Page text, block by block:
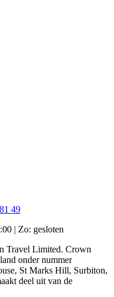
49
| Zo: gesloten
Travel Limited. Crown
onder nummer
St Marks Hill, Surbiton,
deel uit van de